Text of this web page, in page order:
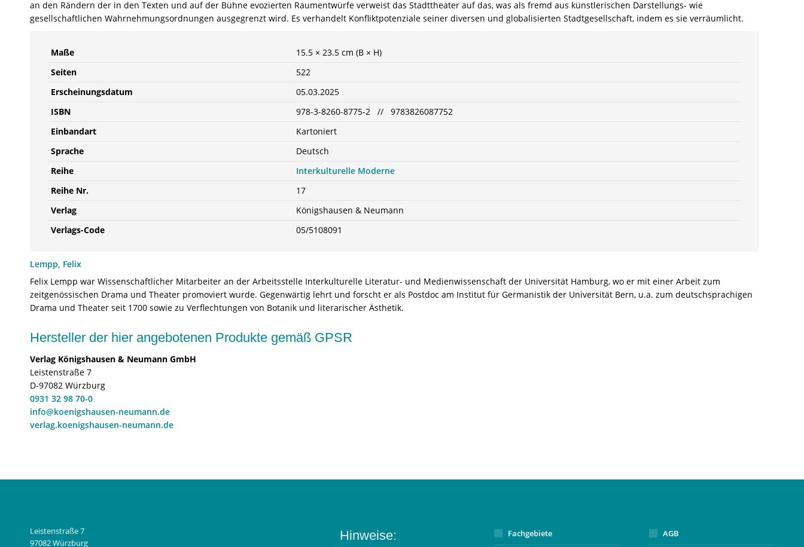
3-
8260-
an den Rändern der in den Texten und auf der Bühne evozierten Raumentwürfe verweist das Stadttheater auf das, was als fremd aus künstlerischen Darstellungs- wie
gesellschaftlichen Wahrnehmungsordnungen ausgegrenzt wird. Es verhandelt Konfliktpotenziale seiner diversen und globalisierten Stadtgesellschaft, indem es sie verräumlicht.
Maße
15.5 × 23.5 cm (B × H)
Seiten
522
Erscheinungsdatum
05.03.2025
ISBN
978-3-8260-8775-2 // 9783826087752
Einbandart
Kartoniert
Sprache
Deutsch
Reihe
Interkulturelle Moderne
Reihe Nr.
17
Verlag
Königshausen & Neumann
Verlags-Code
05/5108091
Lempp, Felix
Felix Lempp war Wissenschaftlicher Mitarbeiter an der Arbeitsstelle Interkulturelle Literatur- und Medienwissenschaft der Universität Hamburg, wo er mit einer Arbeit zum
zeitgenössischen Drama und Theater promoviert wurde. Gegenwärtig lehrt und forscht er als Postdoc am Institut für Germanistik der Universität Bern, u.a. zum deutschsprachigen
Drama und Theater seit 1700 sowie zu Verflechtungen von Botanik und literarischer Ästhetik.
Hersteller der hier angebotenen Produkte gemäß GPSR
Verlag Königshausen & Neumann GmbH
Leistenstraße 7
D-97082 Würzburg
0931 32 98 70-0
info@koenigshausen-neumann.de
verlag.koenigshausen-neumann.de
Leistenstraße 7
97082 Würzburg
Hinweise: Fachgebiete AGB